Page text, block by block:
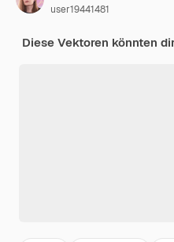
user19441481
Diese Vektoren könnten